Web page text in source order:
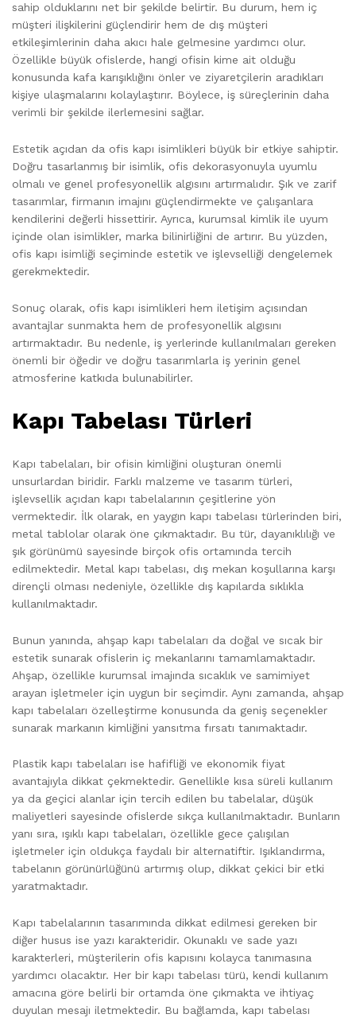
sahip olduklarını net bir şekilde belirtir. Bu durum, hem iç
müşteri ilişkilerini güçlendirir hem de dış müşteri
etkileşimlerinin daha akıcı hale gelmesine yardımcı olur.
Özellikle büyük ofislerde, hangi ofisin kime ait olduğu
konusunda kafa karışıklığını önler ve ziyaretçilerin aradıkları
kişiye ulaşmalarını kolaylaştırır. Böylece, iş süreçlerinin daha
verimli bir şekilde ilerlemesini sağlar.
Estetik açıdan da ofis kapı isimlikleri büyük bir etkiye sahiptir.
Doğru tasarlanmış bir isimlik, ofis dekorasyonuyla uyumlu
olmalı ve genel profesyonellik algısını artırmalıdır. Şık ve zarif
tasarımlar, firmanın imajını güçlendirmekte ve çalışanlara
kendilerini değerli hissettirir. Ayrıca, kurumsal kimlik ile uyum
içinde olan isimlikler, marka bilinirliğini de artırır. Bu yüzden,
ofis kapı isimliği seçiminde estetik ve işlevselliği dengelemek
gerekmektedir.
Sonuç olarak, ofis kapı isimlikleri hem iletişim açısından
avantajlar sunmakta hem de profesyonellik algısını
artırmaktadır. Bu nedenle, iş yerlerinde kullanılmaları gereken
önemli bir öğedir ve doğru tasarımlarla iş yerinin genel
atmosferine katkıda bulunabilirler.
Kapı Tabelası Türleri
Kapı tabelaları, bir ofisin kimliğini oluşturan önemli
unsurlardan biridir. Farklı malzeme ve tasarım türleri,
işlevsellik açıdan kapı tabelalarının çeşitlerine yön
vermektedir. İlk olarak, en yaygın kapı tabelası türlerinden biri,
metal tablolar olarak öne çıkmaktadır. Bu tür, dayanıklılığı ve
şık görünümü sayesinde birçok ofis ortamında tercih
edilmektedir. Metal kapı tabelası, dış mekan koşullarına karşı
dirençli olması nedeniyle, özellikle dış kapılarda sıklıkla
kullanılmaktadır.
Bunun yanında, ahşap kapı tabelaları da doğal ve sıcak bir
estetik sunarak ofislerin iç mekanlarını tamamlamaktadır.
Ahşap, özellikle kurumsal imajında sıcaklık ve samimiyet
arayan işletmeler için uygun bir seçimdir. Aynı zamanda, ahşap
kapı tabelaları özelleştirme konusunda da geniş seçenekler
sunarak markanın kimliğini yansıtma fırsatı tanımaktadır.
Plastik kapı tabelaları ise hafifliği ve ekonomik fiyat
avantajıyla dikkat çekmektedir. Genellikle kısa süreli kullanım
ya da geçici alanlar için tercih edilen bu tabelalar, düşük
maliyetleri sayesinde ofislerde sıkça kullanılmaktadır. Bunların
yanı sıra, ışıklı kapı tabelaları, özellikle gece çalışılan
işletmeler için oldukça faydalı bir alternatiftir. Işıklandırma,
tabelanın görünürlüğünü artırmış olup, dikkat çekici bir etki
yaratmaktadır.
Kapı tabelalarının tasarımında dikkat edilmesi gereken bir
diğer husus ise yazı karakteridir. Okunaklı ve sade yazı
karakterleri, müşterilerin ofis kapısını kolayca tanımasına
yardımcı olacaktır. Her bir kapı tabelası türü, kendi kullanım
amacına göre belirli bir ortamda öne çıkmakta ve ihtiyaç
duyulan mesajı iletmektedir. Bu bağlamda, kapı tabelası